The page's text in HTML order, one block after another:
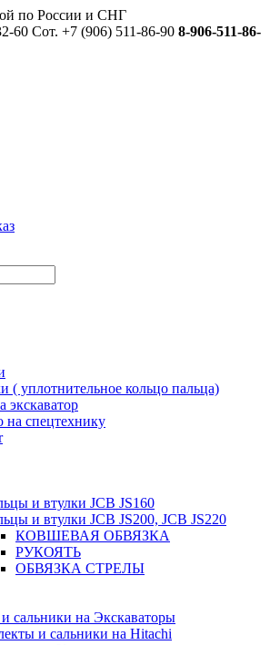
по России и СНГ
60 Сот. +7 (906) 511-86-90 8-906-511-86-
( уплотнительное кольцо пальца)
экскаватор
на спецтехнику
и втулки JCB JS160
и втулки JCB JS200, JCB JS220
КОВШЕВАЯ ОБВЯЗКА
РУКОЯТЬ
ОБВЯЗКА СТРЕЛЫ
сальники на Экскаваторы
и сальники на Hitachi